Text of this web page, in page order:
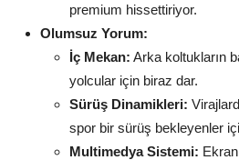
premium hissettiriyor.
Olumsuz Yorum:
İç Mekan: Arka koltukların
yolcular için biraz dar.
Sürüş Dinamikleri:
spor bir sürüş bekleyenler
Multimedya Sistemi: